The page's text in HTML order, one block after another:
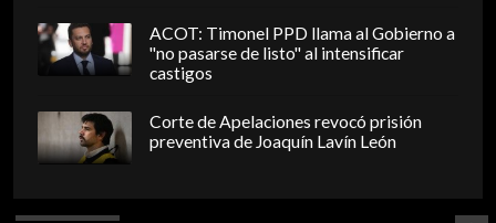
ACOT: Timonel PPD llama al Gobierno a
"no pasarse de listo" al intensificar
castigos
Corte de Apelaciones revocó prisión
preventiva de Joaquín Lavín León